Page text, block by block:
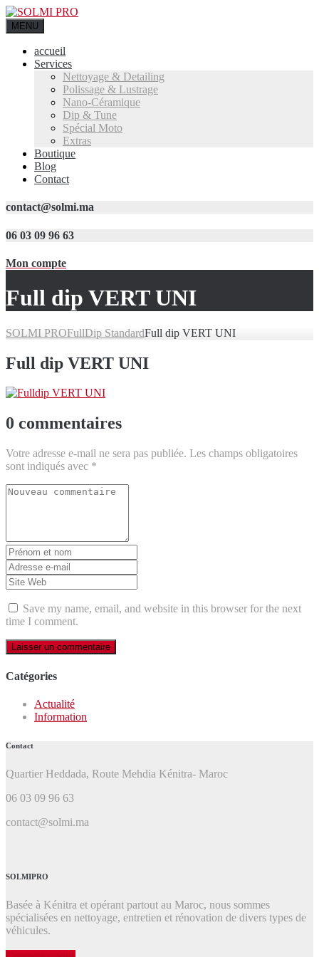
MENU
accueil
Services
Nettoyage & Detailing
Polissage & Lustrage
Nano-Céramique
Dip & Tune
Spécial Moto
Extras
Boutique
Blog
Contact
contact@solmi.ma
06 03 09 96 63
Mon compte
Full dip VERT UNI
SOLMI PROFullDip StandardFull dip VERT UNI
Full dip VERT UNI
0 commentaires
Votre adresse e-mail ne sera pas publiée. Les champs obligatoires
sont indiqués avec *
Votre
Prénom
et
nom*
Adresse
e-
mail
*
Site
Web
Save my name, email, and website in this browser for the next
time I comment.
Catégories
Actualité
Information
Contact
Quartier Heddada, Route Mehdia Kénitra- Maroc
06 03 09 96 63
contact@solmi.ma
SOLMIPRO
Basée à Kénitra et opérant partout au Maroc, nous sommes
spécialisées en nettoyage, entretien et rénovation de divers types de
véhicules.